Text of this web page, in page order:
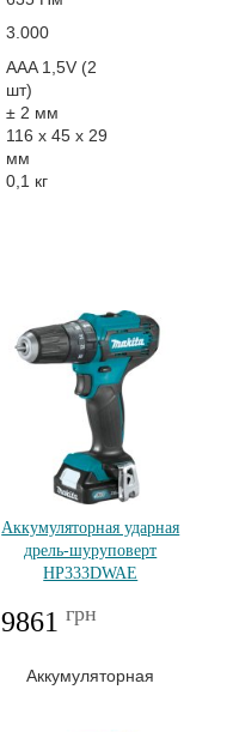
3.000
AAA 1,5V (2
шт)
± 2 мм
116 x 45 x 29
мм
0,1 кг
Аккумуляторная ударная
дрель-шуруповерт
HP333DWAE
9861 грн
Аккумуляторная